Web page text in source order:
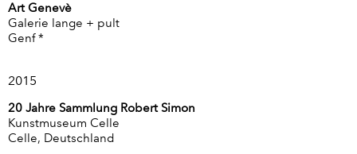
Art Genevè
Galerie lange + pult
Genf *
2015
20 Jahre Sammlung Robert Simon
Kunstmuseum Celle
Celle, Deutschland